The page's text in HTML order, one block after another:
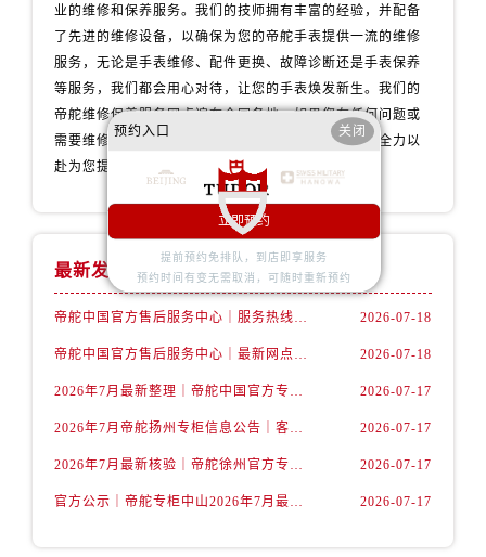
业的维修和保养服务。我们的技师拥有丰富的经验，并配备
了先进的维修设备，以确保为您的帝舵手表提供一流的维修
服务，无论是手表维修、配件更换、故障诊断还是手表保养
等服务，我们都会用心对待，让您的手表焕发新生。我们的
帝舵维修保养服务网点遍布全国各地，如果您有任何问题或
需要维修服务，请随时联系我们的客服团队，我们将全力以
赴为您提供专业的帝舵手表维修保养服务。
最新发布
2026-07-18
2026-07-18
2026-07-17
2026-07-17
2026-07-17
2026-07-17
预约入口 关闭
立即预约
提前预约免排队，到店即享服务
预约时间有变无需取消，可随时重新预约